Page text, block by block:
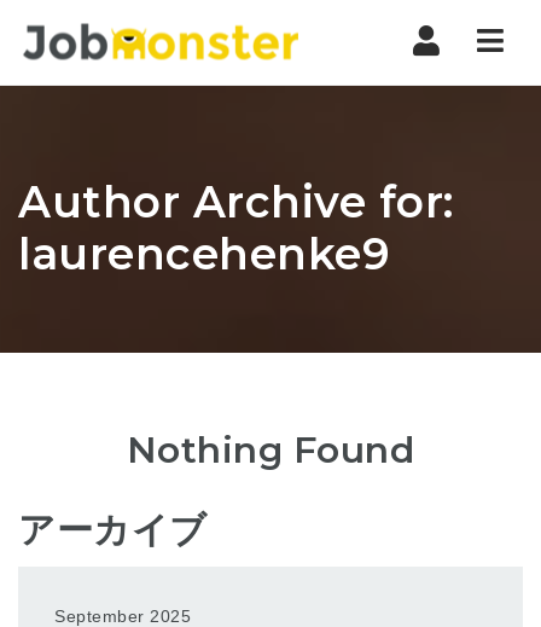
Author Archive for:
laurencehenke9
Nothing Found
アーカイブ
September 2025